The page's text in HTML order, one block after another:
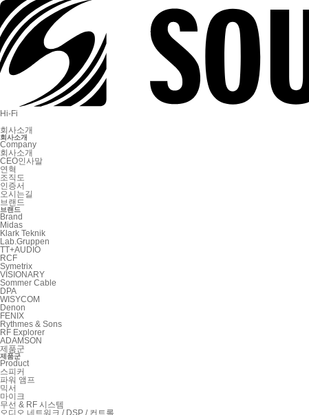
Hi-Fi
회사소개
회사소개
Company
회사소개
CEO인사말
연혁
조직도
인증서
오시는길
브랜드
브랜드
Brand
Midas
Klark Teknik
Lab.Gruppen
TT+AUDIO
RCF
Symetrix
VISIONARY
Sommer Cable
DPA
WISYCOM
Denon
FENIX
Rythmes & Sons
RF Explorer
ADAMSON
제품군
제품군
Product
스피커
파워 앰프
믹서
마이크
무선 & RF 시스템
오디오 네트워크 / DSP / 컨트롤